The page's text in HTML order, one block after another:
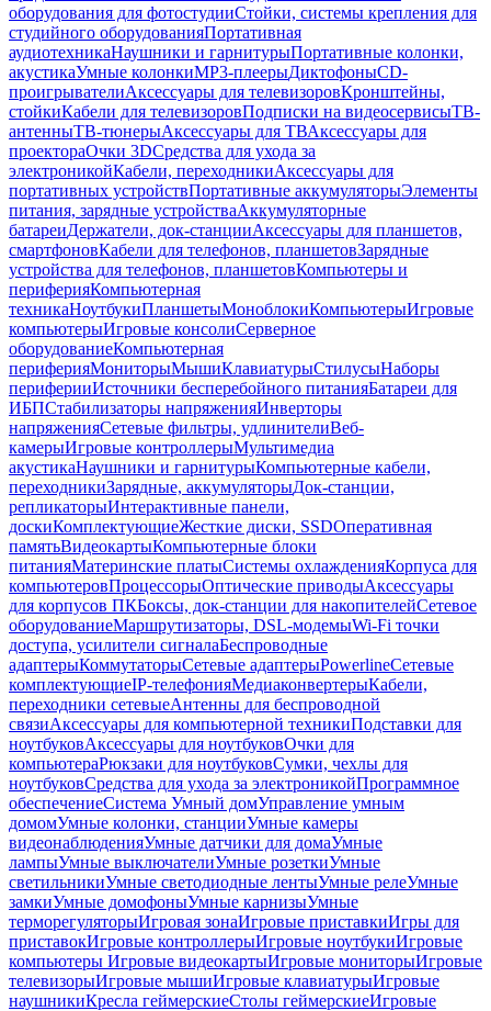
оборудования для фотостудииСтойки, системы крепления для
студийного оборудованияПортативная
аудиотехникаНаушники и гарнитурыПортативные колонки,
акустикаУмные колонкиMP3-плеерыДиктофоныCD-
проигрывателиАксессуары для телевизоровКронштейны,
стойкиКабели для телевизоровПодписки на видеосервисыТВ-
антенныТВ-тюнерыАксессуары для ТВАксессуары для
проектораОчки 3DСредства для ухода за
электроникойКабели, переходникиАксессуары для
портативных устройствПортативные аккумуляторыЭлементы
питания, зарядные устройстваАккумуляторные
батареиДержатели, док-станцииАксессуары для планшетов,
смартфоновКабели для телефонов, планшетовЗарядные
устройства для телефонов, планшетовКомпьютеры и
периферияКомпьютерная
техникаНоутбукиПланшетыМоноблокиКомпьютерыИгровые
компьютерыИгровые консолиСерверное
оборудованиеКомпьютерная
периферияМониторыМышиКлавиатурыСтилусыНаборы
периферииИсточники бесперебойного питанияБатареи для
ИБПСтабилизаторы напряженияИнверторы
напряженияСетевые фильтры, удлинителиВеб-
камерыИгровые контроллерыМультимедиа
акустикаНаушники и гарнитурыКомпьютерные кабели,
переходникиЗарядные, аккумуляторыДок-станции,
репликаторыИнтерактивные панели,
доскиКомплектующиеЖесткие диски, SSDОперативная
памятьВидеокартыКомпьютерные блоки
питанияМатеринские платыСистемы охлажденияКорпуса для
компьютеровПроцессорыОптические приводыАксессуары
для корпусов ПКБоксы, док-станции для накопителейСетевое
оборудованиеМаршрутизаторы, DSL-модемыWi-Fi точки
доступа, усилители сигналаБеспроводные
адаптерыКоммутаторыСетевые адаптерыPowerlineСетевые
комплектующиеIP-телефонияМедиаконвертерыКабели,
переходники сетевыеАнтенны для беспроводной
связиАксессуары для компьютерной техникиПодставки для
ноутбуковАксессуары для ноутбуковОчки для
компьютераРюкзаки для ноутбуковСумки, чехлы для
ноутбуковСредства для ухода за электроникойПрограммное
обеспечениеСистема Умный домУправление умным
домомУмные колонки, станцииУмные камеры
видеонаблюденияУмные датчики для домаУмные
лампыУмные выключателиУмные розеткиУмные
светильникиУмные светодиодные лентыУмные релеУмные
замкиУмные домофоныУмные карнизыУмные
терморегуляторыИгровая зонаИгровые приставкиИгры для
приставокИгровые контроллерыИгровые ноутбукиИгровые
компьютеры Игровые видеокартыИгровые мониторыИгровые
телевизорыИгровые мышиИгровые клавиатурыИгровые
наушникиКресла геймерскиеСтолы геймерскиеИгровые